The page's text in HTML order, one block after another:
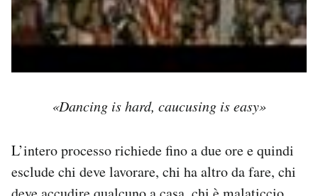
«Dancing is hard, caucusing is easy»
L’intero processo richiede fino a due ore e quindi
esclude chi deve lavorare, chi ha altro da fare, chi